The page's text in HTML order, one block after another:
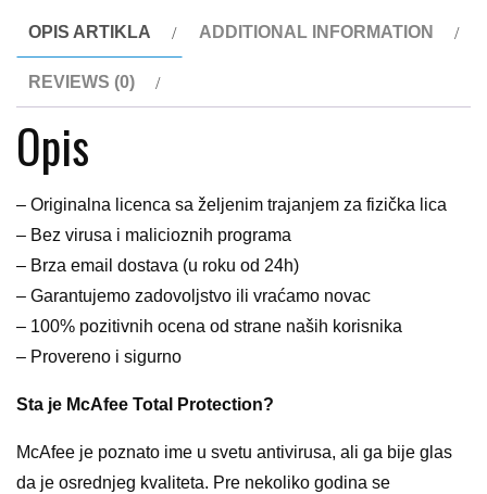
OPIS ARTIKLA ADDITIONAL INFORMATION
REVIEWS (0)
Opis
– Originalna licenca sa željenim trajanjem za fizička lica
– Bez virusa i malicioznih programa
– Brza email dostava (u roku od 24h)
– Garantujemo zadovoljstvo ili vraćamo novac
– 100% pozitivnih ocena od strane naših korisnika
– Provereno i sigurno
Sta je McAfee Total Protection?
McAfee je poznato ime u svetu antivirusa, ali ga bije glas
da je osrednjeg kvaliteta. Pre nekoliko godina se